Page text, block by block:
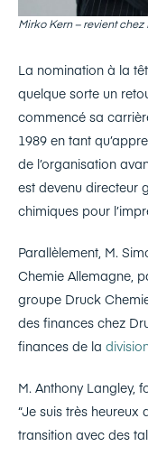
Mirko Kern – revient
La nomination à la
quelque sorte un
commencé sa
1989 en tant
de l’organisation
est devenu directeur
chimiques pour
Parallèlement, M.
Chemie Allemagne,
groupe Druck
des finances chez
finances de la
M. Anthony Langley,
“Je suis très heureux
transition avec des